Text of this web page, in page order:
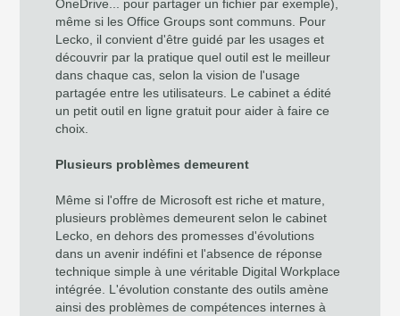
OneDrive... pour partager un fichier par exemple),
même si les Office Groups sont communs. Pour
Lecko, il convient d'être guidé par les usages et
découvrir par la pratique quel outil est le meilleur
dans chaque cas, selon la vision de l'usage
partagée entre les utilisateurs. Le cabinet a édité
un petit outil en ligne gratuit pour aider à faire ce
choix.
Plusieurs problèmes demeurent
Même si l'offre de Microsoft est riche et mature,
plusieurs problèmes demeurent selon le cabinet
Lecko, en dehors des promesses d'évolutions
dans un avenir indéfini et l'absence de réponse
technique simple à une véritable Digital Workplace
intégrée. L'évolution constante des outils amène
ainsi des problèmes de compétences internes à